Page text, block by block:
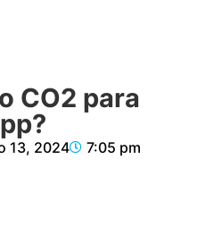
CO2 para
13, 2024 7:05 pm